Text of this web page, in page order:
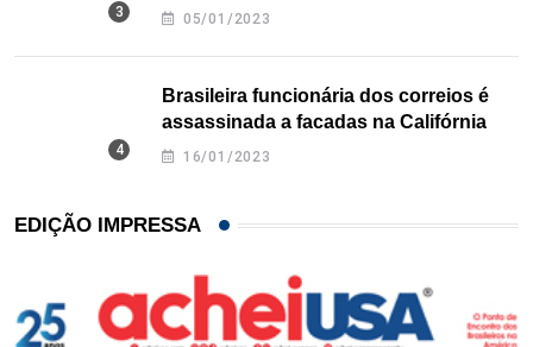
Texas
05/01/2023
Brasileira funcionária dos correios é
assassinada a facadas na Califórnia
16/01/2023
EDIÇÃO IMPRESSA